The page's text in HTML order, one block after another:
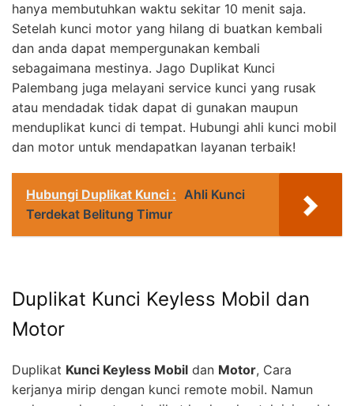
hanya membutuhkan waktu sekitar 10 menit saja.
Setelah kunci motor yang hilang di buatkan kembali
dan anda dapat mempergunakan kembali
sebagaimana mestinya. Jago Duplikat Kunci
Palembang juga melayani service kunci yang rusak
atau mendadak tidak dapat di gunakan maupun
menduplikat kunci di tempat. Hubungi ahli kunci mobil
dan motor untuk mendapatkan layanan terbaik!
Hubungi Duplikat Kunci : Ahli Kunci
Terdekat Belitung Timur
Duplikat Kunci Keyless Mobil dan
Motor
Duplikat Kunci Keyless Mobil dan Motor, Cara
kerjanya mirip dengan kunci remote mobil. Namun